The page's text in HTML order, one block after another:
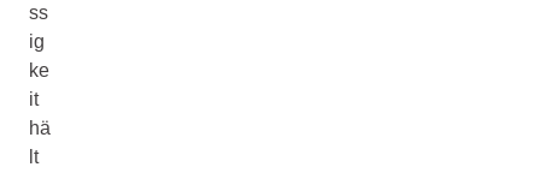
ss
ig
ke
it
hä
lt